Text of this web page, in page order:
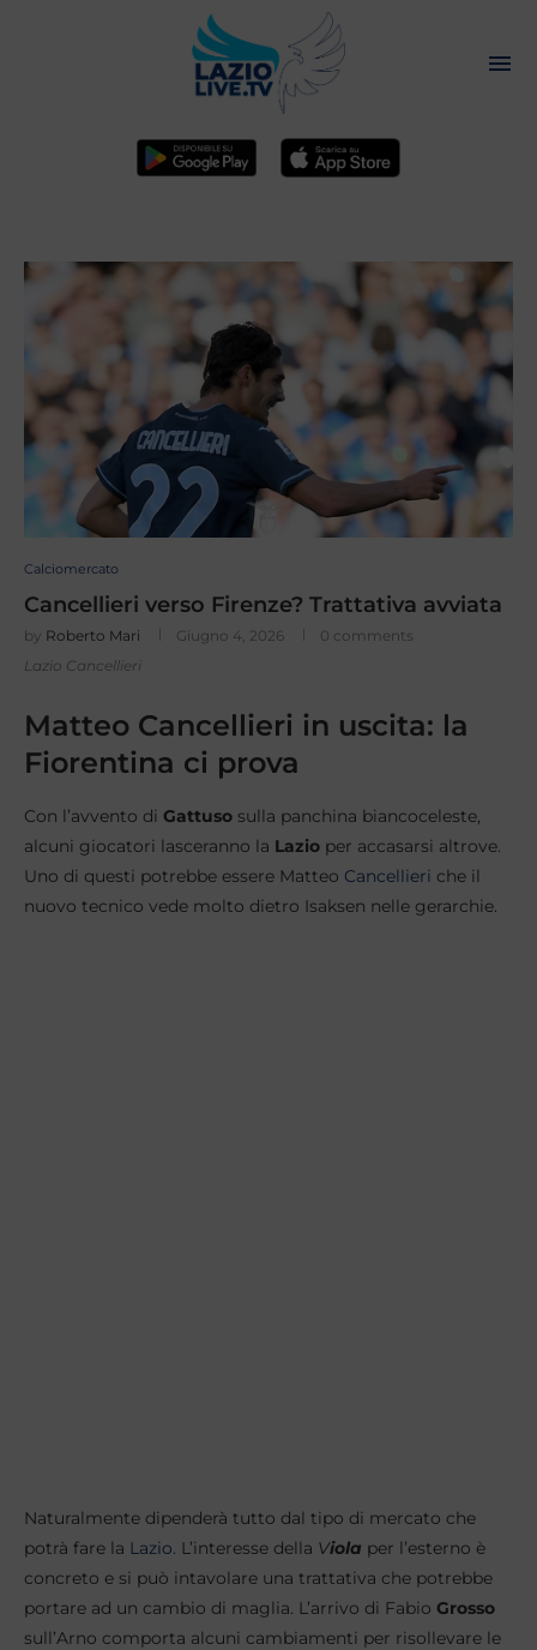
Calciomercato
Cancellieri verso Firenze? Trattativa avviata
by Roberto Mari Giugno 4, 2026
0 comments
Lazio Cancellieri
Matteo Cancellieri in uscita: la
Fiorentina ci prova
Con l’avvento di Gattuso sulla panchina biancoceleste,
alcuni giocatori lasceranno la Lazio per accasarsi altrove.
Uno di questi potrebbe essere Matteo Cancellieri che il
nuovo tecnico vede molto dietro Isaksen nelle gerarchie.
Naturalmente dipenderà tutto dal tipo di mercato che
potrà fare la Lazio. L’interesse della Viola per l’esterno è
concreto e si può intavolare una trattativa che potrebbe
portare ad un cambio di maglia. L’arrivo di Fabio Grosso
sull’Arno comporta alcuni cambiamenti per risollevare le